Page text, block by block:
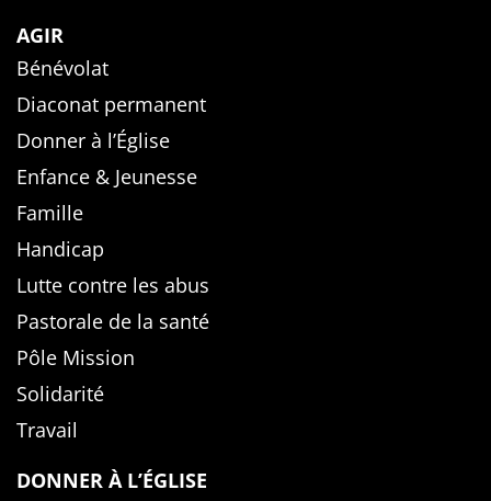
AGIR
Bénévolat
Diaconat permanent
Donner à l’Église
Enfance & Jeunesse
Famille
Handicap
Lutte contre les abus
Pastorale de la santé
Pôle Mission
Solidarité
Travail
DONNER À L’ÉGLISE